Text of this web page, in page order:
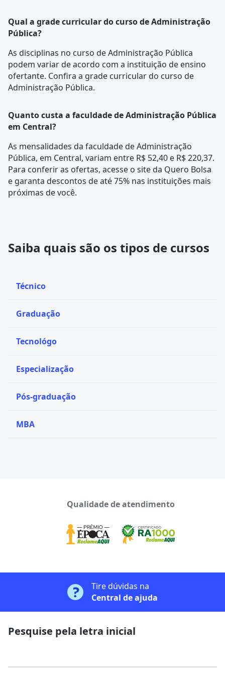
Qual a grade curricular do curso de Administração
Pública?
As disciplinas no curso de Administração Pública
podem variar de acordo com a instituição de ensino
ofertante. Confira a grade curriculardo curso de
Administração Pública.
Quanto custa a faculdade de Administração Pública
em Central?
As mensalidades da faculdade de Administração
Pública, em Central, variam entre R$ 52,40 e R$ 220,37.
Para conferir as ofertas, acesse o site da Quero Bolsa
e garanta descontos de até 75% nas instituições mais
próximas de você.
Saiba quais são os tipos de cursos
Técnico
Graduação
Tecnológo
Especialização
Pós-graduação
MBA
Qualidade de atendimento
Tire dúvidas na
Central de ajuda
Pesquise pela letra inicial